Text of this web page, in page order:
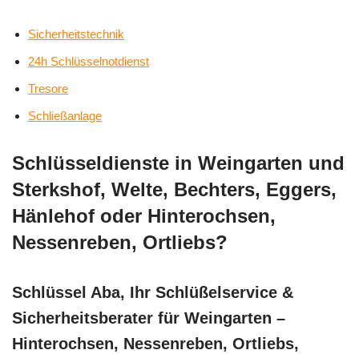
Sicherheitstechnik
24h Schlüsselnotdienst
Tresore
Schließanlage
Schlüsseldienste in Weingarten und
Sterkshof, Welte, Bechters, Eggers,
Hänlehof oder Hinterochsen,
Nessenreben, Ortliebs?
Schlüssel Aba, Ihr Schlüßelservice &
Sicherheitsberater für Weingarten –
Hinterochsen, Nessenreben, Ortliebs,